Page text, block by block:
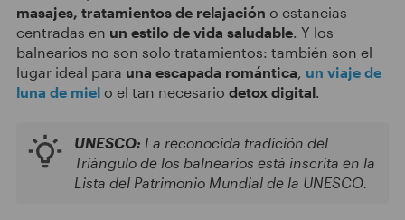
masajes, tratamientos de relajación o estancias
centradas en un estilo de vida saludable. Y los
balnearios no son solo tratamientos: también son el
lugar ideal para una escapada romántica, un viaje de
luna de miel o el tan necesario detox digital.
UNESCO: La reconocida tradición del
Triángulo de los balnearios está inscrita en la
Lista del Patrimonio Mundial de la UNESCO.